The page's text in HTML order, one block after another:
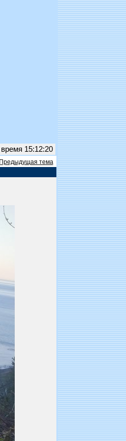
15:12:20
Предыдущая тема